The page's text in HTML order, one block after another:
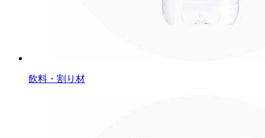
飲料・割り材